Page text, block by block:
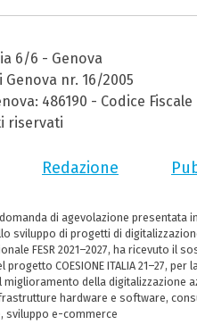
6/6 - Genova
nr. 16/2005
486190 - Codice Fiscale
riservati
Redazione
domanda di agevolazione presentata
sviluppo di progetti di
FESR 2021–2027, ha ricevuto il
COESIONE ITALIA 21–27, per
della digitalizzazione
hardware e software,
sviluppo e-commerce